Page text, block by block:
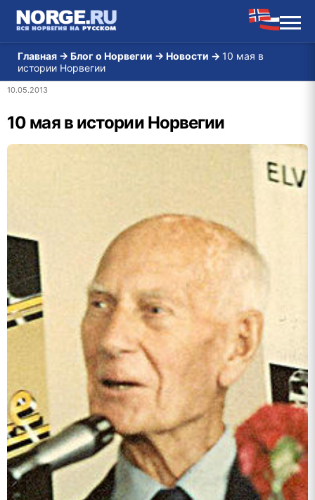
Главная → Блог о Норвегии → Новости → 10 мая в
истории Норвегии
10.05.2013
10 мая в истории Норвегии